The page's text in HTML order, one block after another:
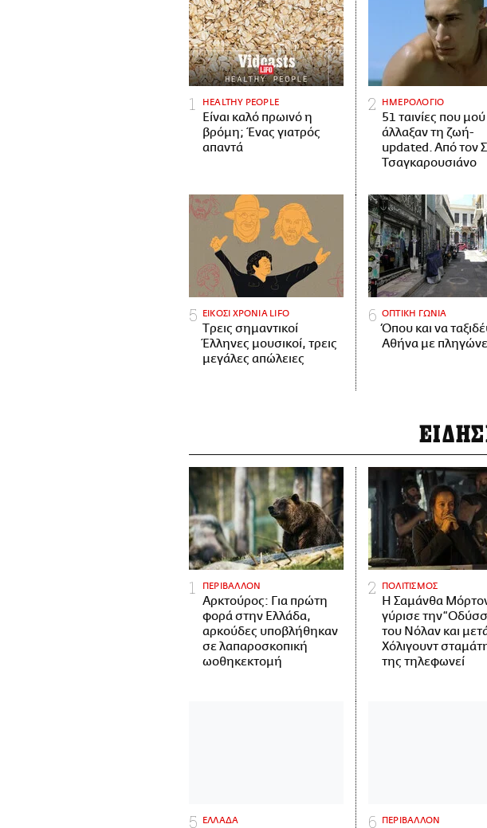
HEALTHY PEOPLE
Είναι καλό πρωινό η
βρόμη; Ένας γιατρός
απαντά
ΗΜΕΡΟΛΟΓΙΟ
51 ταινίες που μού
άλλαξαν τη ζωή-
updated. Aπό τον
Τσαγκαρουσιάνο
ΕΙΚΟΣΙ ΧΡΟΝΙΑ LIFO
Tρεις σημαντικοί
Έλληνες μουσικοί, τρεις
μεγάλες απώλειες
ΟΠΤΙΚΗ ΓΩΝΙΑ
Όπου και να
Αθήνα με
ΠΕΡΙΒΑΛΛΟΝ
Αρκτούρος: Για πρώτη
φορά στην Ελλάδα,
αρκούδες υποβλήθηκαν
σε λαπαροσκοπική
ωοθηκεκτομή
ΠΟΛΙΤΙΣΜΟΣ
Η Σαμάνθα
γύρισε την
του Νόλαν και
Χόλιγουντ
της τηλεφωνεί
ΕΛΛΑΔΑ ΠΕΡΙΒΑΛΛΟΝ